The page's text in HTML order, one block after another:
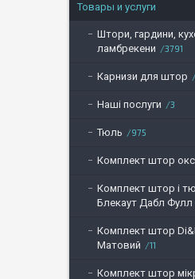
Товары и услуги
Штори, гардини,
ламбрекени
3791
Карнизи для штор
Наші послуги 3
Тюль 975
Комплект штор
Комплект штор і
Блекаут Дабл Фулл
Комплект штор
Матовий
11
Комплект штор